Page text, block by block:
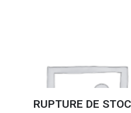
RUPTURE DE